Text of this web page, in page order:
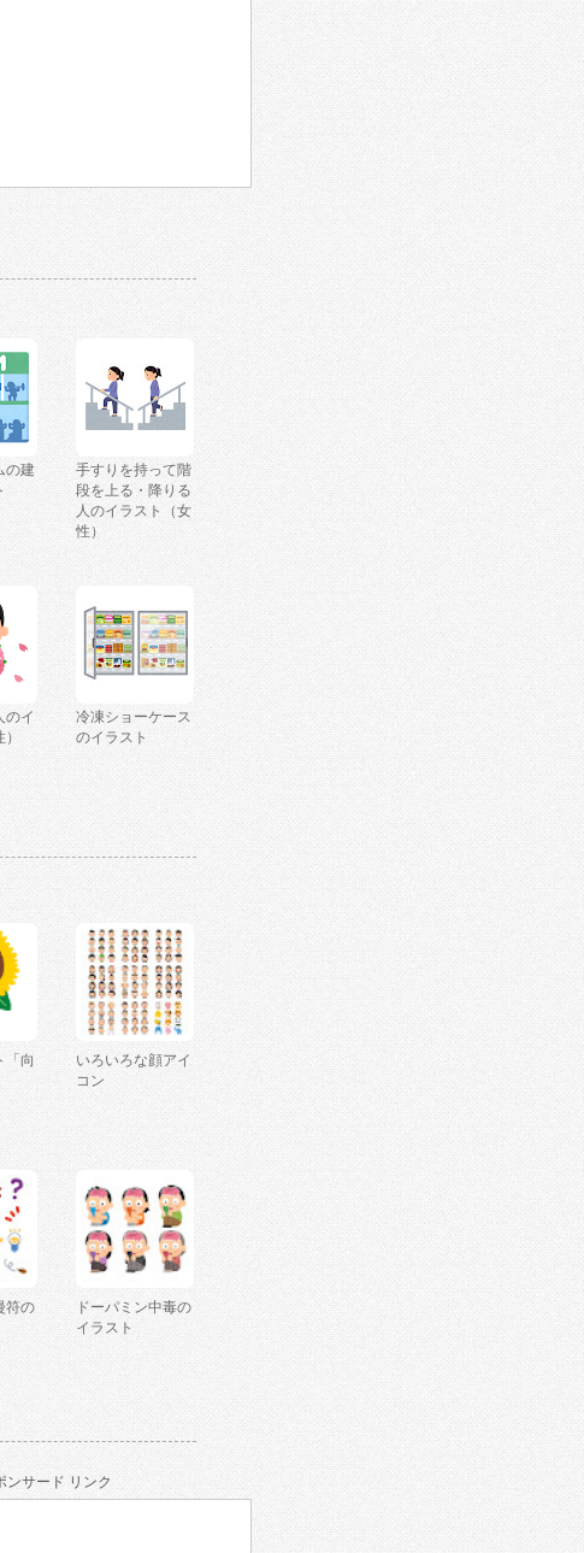
の建
手すりを持って階
段を上る・降りる
人のイラスト（女
性）
のイ
冷凍ショーケース
のイラスト
「向
いろいろな顔アイ
コン
符の
ドーパミン中毒の
イラスト
ンサード リンク